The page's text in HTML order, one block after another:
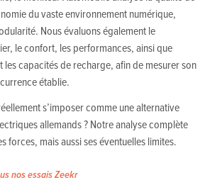
du vaste environnement numérique,
Nous évaluons également le
le confort, les performances, ainsi que
les capacités de recharge, afin de mesurer son
établie.
s’imposer comme une alternative
allemands ? Notre analyse complète
forces, mais aussi ses éventuelles limites.
nos essais Zeekr